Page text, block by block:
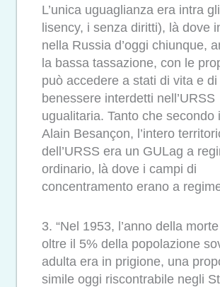
L’unica uguaglianza era intra
lisency, i senza diritti), là dove
nella Russia d’oggi chiunque,
la bassa tassazione, con le
può accedere a stati di vita e di
benessere interdetti nell’URSS
ugualitaria. Tanto che secondo
Alain Besançon, l’intero
dell’URSS era un GULag a
ordinario, là dove i campi di
concentramento erano a
3. “Nel 1953, l’anno della
oltre il 5% della popolazione
adulta era in prigione, una
simile oggi riscontrabile negli